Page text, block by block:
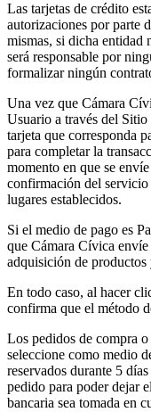
Las tarjetas de crédito
autorizaciones por parte
mismas, si dicha entidad
será responsable por
formalizar ningún
Una vez que Cámara
Usuario a través del
tarjeta que corresponda
para completar la
momento en que se
confirmación del servicio
lugares establecidos.
Si el medio de pago es
que Cámara Cívica
adquisición de
En todo caso, al hacer
confirma que el método
Los pedidos de compra
seleccione como medio
reservados durante 5
pedido para poder dejar
bancaria sea tomada en